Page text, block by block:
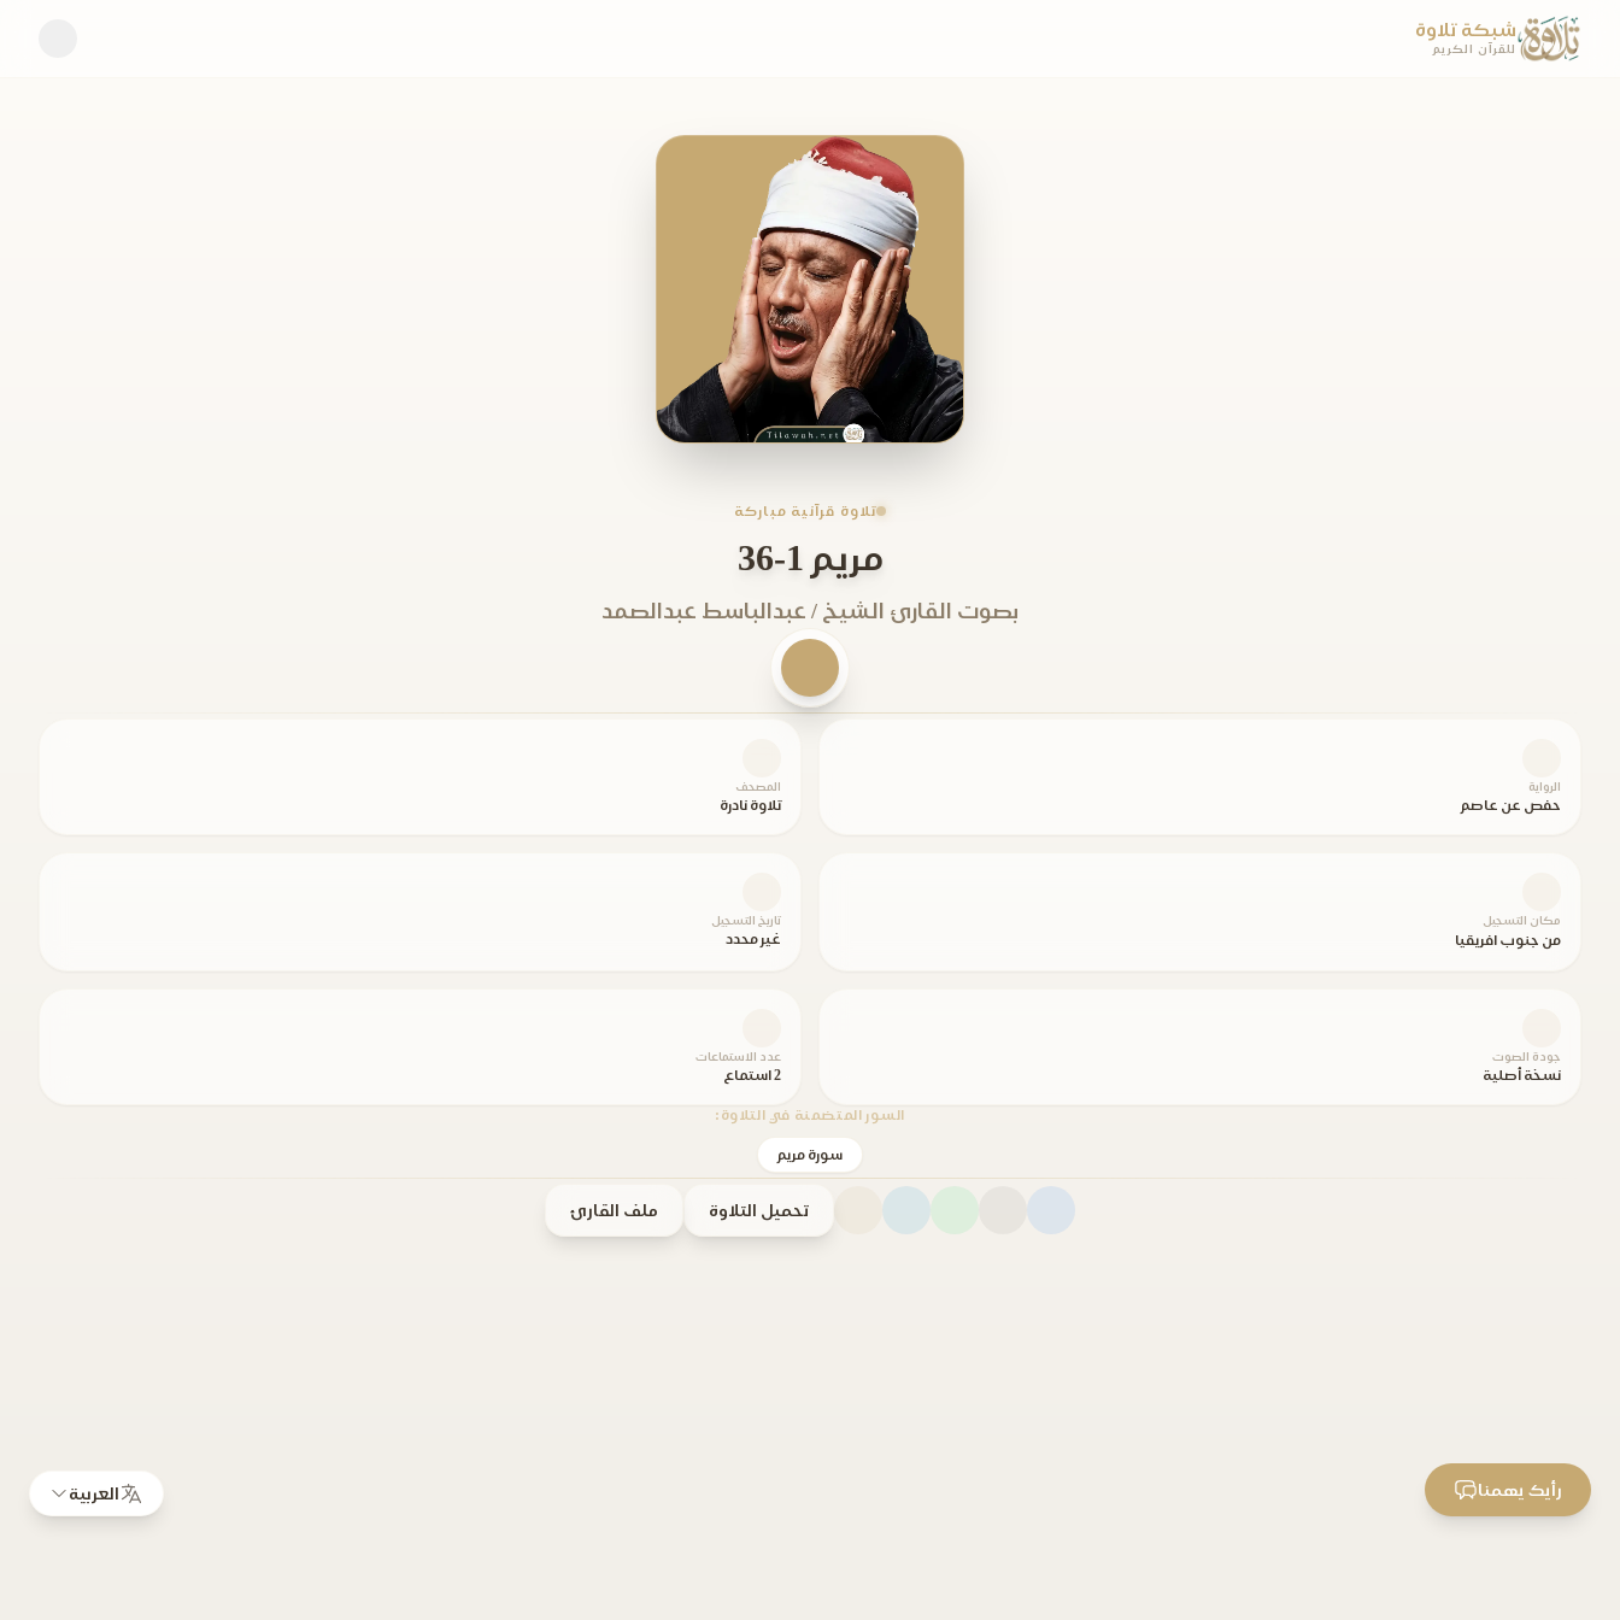
شبكة تلاوة
للقرآن الكريم
تلاوة قرآنية مباركة
مريم 1-36
بصوت القارئ الشيخ / عبدالباسط عبدالصمد
الرواية
حفص عن عاصم
المصحف
تلاوة نادرة
مكان التسجيل
من جنوب افريقيا
تاريخ التسجيل
غير محدد
جودة الصوت
نسخة أصلية
عدد الاستماعات
2 استماع
السور المتضمنة في التلاوة:
سورة مريم
تحميل التلاوة ملف القارئ
العربية رأيك يهمنا